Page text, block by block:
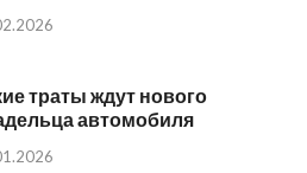
траты ждут нового
автомобиля